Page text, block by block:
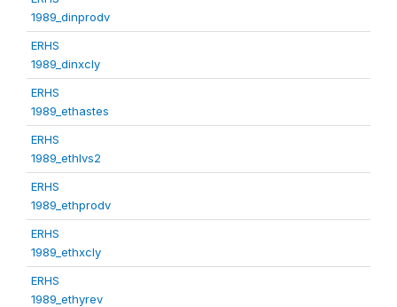
1989_dinprodv
ERHS
1989_dinxcly
ERHS
1989_ethastes
ERHS
1989_ethlvs2
ERHS
1989_ethprodv
ERHS
1989_ethxcly
ERHS
1989_ethyrev